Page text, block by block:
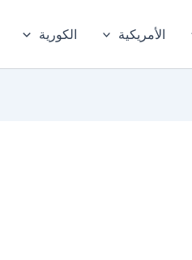
الأمريكية الكورية